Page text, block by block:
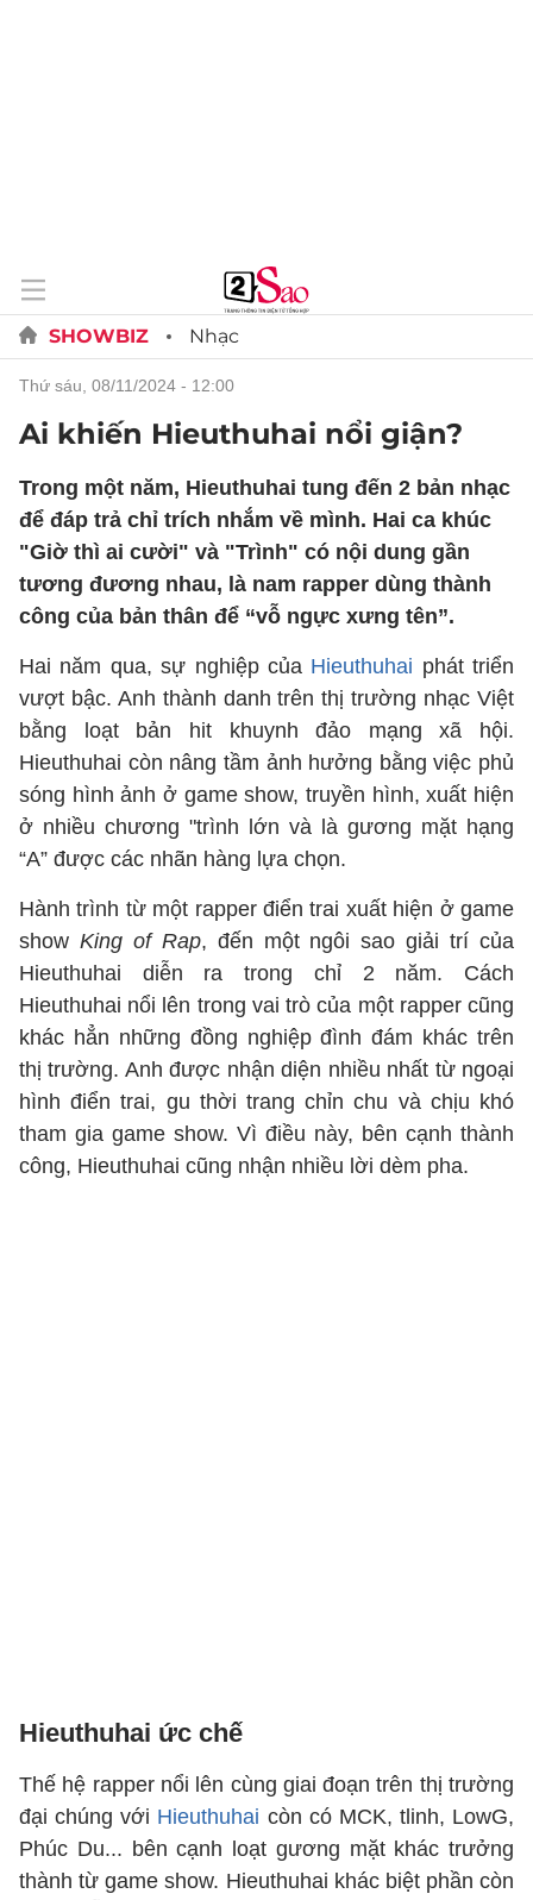
SHOWBIZ Nhạc
thứ sáu, 08/11/2024 - 12:00
Ai khiến Hieuthuhai nổi giận?
Trong một năm, Hieuthuhai tung đến 2 bản nhạc
để đáp trả chỉ trích nhắm về mình. Hai ca khúc
"Giờ thì ai cười" và "Trình" có nội dung gần
tương đương nhau, là nam rapper dùng thành
công của bản thân để “vỗ ngực xưng tên”.
Hai năm qua, sự nghiệp của Hieuthuhai phát triển
vượt bậc. Anh thành danh trên thị trường nhạc Việt
bằng loạt bản hit khuynh đảo mạng xã hội.
Hieuthuhai còn nâng tầm ảnh hưởng bằng việc phủ
sóng hình ảnh ở game show, truyền hình, xuất hiện
ở nhiều chương "trình lớn và là gương mặt hạng
“A” được các nhãn hàng lựa chọn.
Hành trình từ một rapper điển trai xuất hiện ở game
show King of Rap, đến một ngôi sao giải trí của
Hieuthuhai diễn ra trong chỉ 2 năm. Cách
Hieuthuhai nổi lên trong vai trò của một rapper cũng
khác hẳn những đồng nghiệp đình đám khác trên
thị trường. Anh được nhận diện nhiều nhất từ ngoại
hình điển trai, gu thời trang chỉn chu và chịu khó
tham gia game show. Vì điều này, bên cạnh thành
công, Hieuthuhai cũng nhận nhiều lời dèm pha.
Hieuthuhai ức chế
Thế hệ rapper nổi lên cùng giai đoạn trên thị trường
đại chúng với Hieuthuhai còn có MCK, tlinh, LowG,
Phúc Du... bên cạnh loạt gương mặt khác trưởng
thành từ game show. Hieuthuhai khác biệt phần còn